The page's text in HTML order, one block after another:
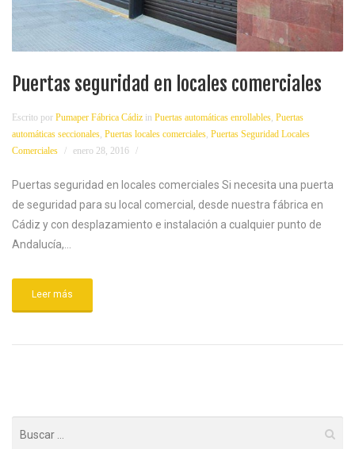
Puertas seguridad en locales comerciales
Escrito por Pumaper Fábrica Cádiz in Puertas automáticas enrollables, Puertas
automáticas seccionales, Puertas locales comerciales, Puertas Seguridad Locales
Comerciales
enero 28, 2016
Puertas seguridad en locales comerciales Si necesita una puerta
de seguridad para su local comercial, desde nuestra fábrica en
Cádiz y con desplazamiento e instalación a cualquier punto de
Andalucía,...
Leer más